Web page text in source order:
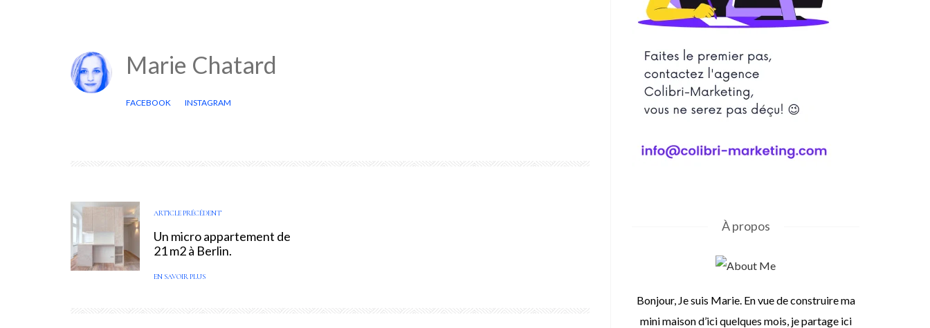
Marie Chatard
FACEBOOK INSTAGRAM
ARTICLE PRÉCÉDENT
Un micro appartement de
21 m2 à Berlin.
EN SAVOIR PLUS
À propos
Bonjour, Je suis Marie. En vue de construire ma
mini maison d’ici quelques mois, je partage ici